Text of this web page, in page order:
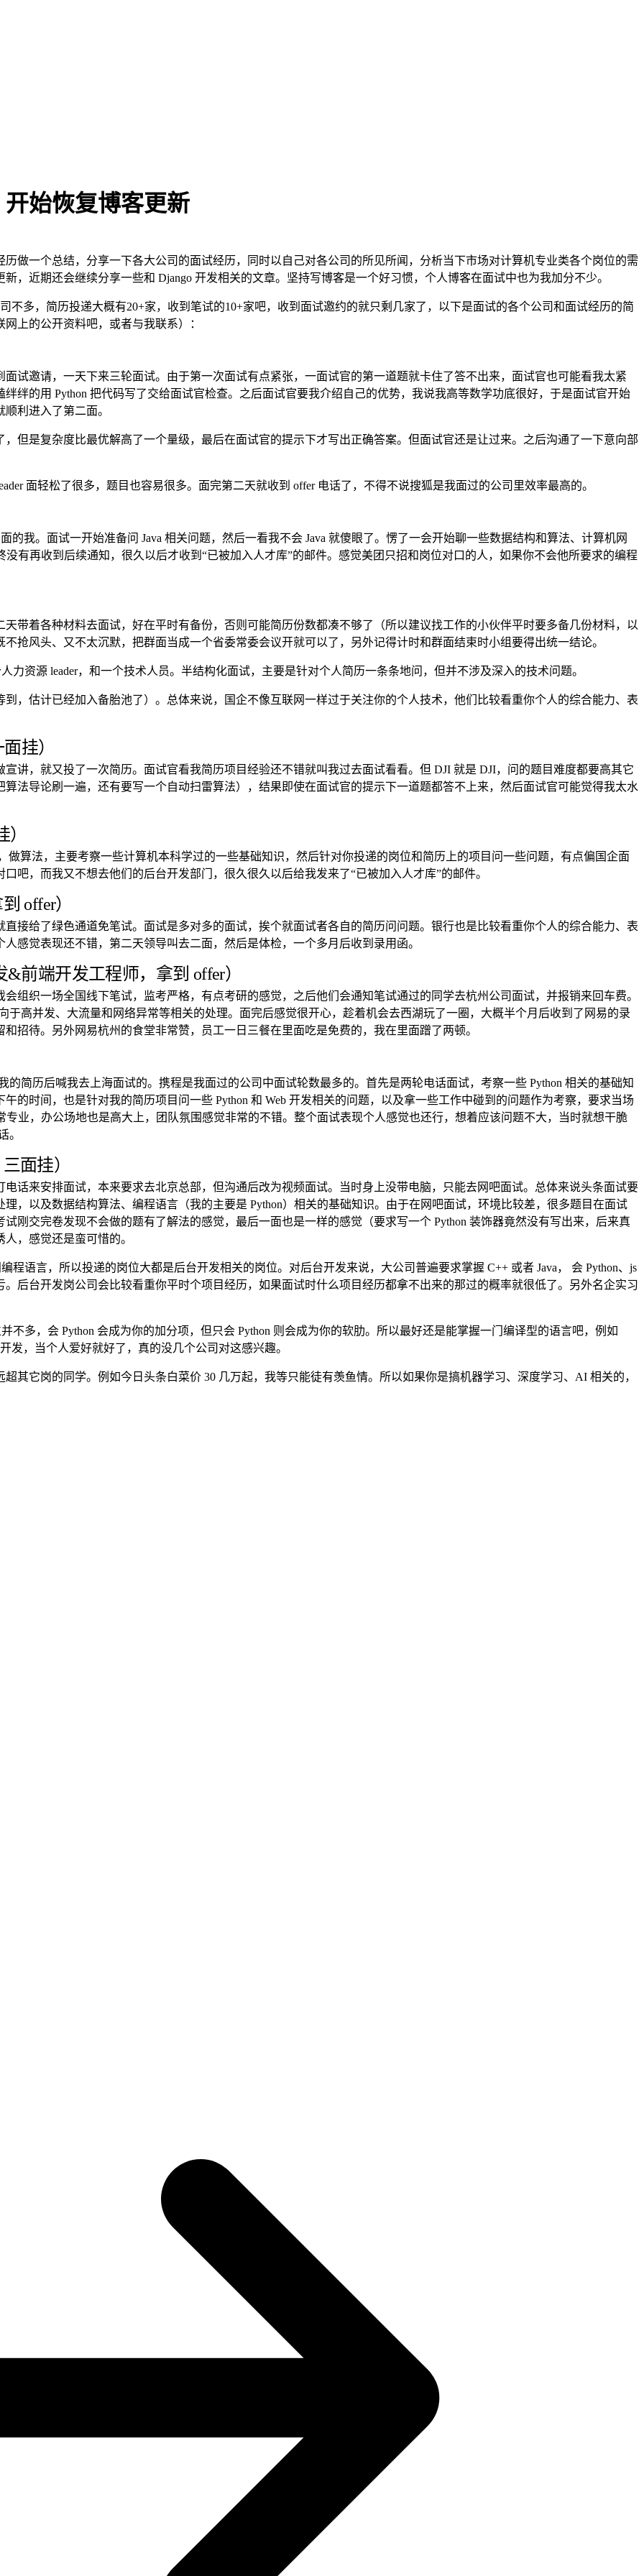
始恢复博客更新
做一个总结，分享一下各大公司的面试经历，同时以自己对各公司的所见所闻，分析当下市场对计算机专业类各个岗位的需
，近期还会继续分享一些和 Django 开发相关的文章。坚持写博客是一个好习惯，个人博客在面试中也为我加分不少。
不多，简历投递大概有20+家，收到笔试的10+家吧，收到面试邀约的就只剩几家了，以下是面试的各个公司和面试经历的简
上的公开资料吧，或者与我联系）：
试邀请，一天下来三轮面试。由于第一次面试有点紧张，一面试官的第一道题就卡住了答不出来，面试官也可能看我太紧
绊的用 Python 把代码写了交给面试官检查。之后面试官要我介绍自己的优势，我说我高等数学功底很好，于是面试官开始
利进入了第二面。
但是复杂度比最优解高了一个量级，最后在面试官的提示下才写出正确答案。但面试官还是让过来。之后沟通了一下意向部
面轻松了很多，题目也容易很多。面完第二天就收到 offer 电话了，不得不说搜狐是我面过的公司里效率最高的。
的我。面试一开始准备问 Java 相关问题，然后一看我不会 Java 就傻眼了。愣了一会开始聊一些数据结构和算法、计算机网
有再收到后续通知，很久以后才收到“已被加入人才库”的邮件。感觉美团只招和岗位对口的人，如果你不会他所要求的编程
带着各种材料去面试，好在平时有备份，否则可能简历份数都凑不够了（所以建议找工作的小伙伴平时要多备几份材料，以
抢风头、又不太沉默，把群面当成一个省委常委会议开就可以了，另外记得计时和群面结束时小组要得出统一结论。
力资源 leader，和一个技术人员。半结构化面试，主要是针对个人简历一条条地问，但并不涉及深入的技术问题。
，估计已经加入备胎池了）。总体来说，国企不像互联网一样过于关注你的个人技术，他们比较看重你个人的综合能力、表
挂）
讲，就又投了一次简历。面试官看我简历项目经验还不错就叫我过去面试看看。但 DJI 就是 DJI，问的题目难度都要高其它
法导论刷一遍，还有要写一个自动扫雷算法），结果即使在面试官的提示下一道题都答不上来，然后面试官可能觉得我太水
做算法，主要考察一些计算机本科学过的一些基础知识，然后针对你投递的岗位和简历上的项目问一些问题，有点偏国企面
吧，而我又不想去他们的后台开发部门，很久很久以后给我发来了“已被加入人才库”的邮件。
offer）
接给了绿色通道免笔试。面试是多对多的面试，挨个就面试者各自的简历问问题。银行也是比较看重你个人的综合能力、表
感觉表现还不错，第二天领导叫去二面，然后是体检，一个多月后收到录用函。
前端开发工程师，拿到 offer）
组织一场全国线下笔试，监考严格，有点考研的感觉，之后他们会通知笔试通过的同学去杭州公司面试，并报销来回车费。
于高并发、大流量和网络异常等相关的处理。面完后感觉很开心，趁着机会去西湖玩了一圈，大概半个月后收到了网易的录
招待。另外网易杭州的食堂非常赞，员工一日三餐在里面吃是免费的，我在里面蹭了两顿。
的简历后喊我去上海面试的。携程是我面过的公司中面试轮数最多的。首先是两轮电话面试，考察一些 Python 相关的基础知
的时间，也是针对我的简历项目问一些 Python 和 Web 开发相关的问题，以及拿一些工作中碰到的问题作为考察，要求当场
业，办公场地也是高大上，团队氛围感觉非常的不错。整个面试表现个人感觉也还行，想着应该问题不大，当时就想干脆
。
面挂）
话来安排面试，本来要求去北京总部，但沟通后改为视频面试。当时身上没带电脑，只能去网吧面试。总体来说头条面试要
，以及数据结构算法、编程语言（我的主要是 Python）相关的基础知识。由于在网吧面试，环境比较差，很多题目在面试
刚交完卷发现不会做的题有了解法的感觉，最后一面也是一样的感觉（要求写一个 Python 装饰器竟然没有写出来，后来真
，感觉还是蛮可惜的。
程语言，所以投递的岗位大都是后台开发相关的岗位。对后台开发来说，大公司普遍要求掌握 C++ 或者 Java， 会 Python、js
后台开发岗公司会比较看重你平时个项目经历，如果面试时什么项目经历都拿不出来的那过的概率就很低了。另外名企实习
不多，会 Python 会成为你的加分项，但只会 Python 则会成为你的软肋。所以最好还是能掌握一门编译型的语言吧，例如
发，当个人爱好就好了，真的没几个公司对这感兴趣。
其它岗的同学。例如今日头条白菜价 30 几万起，我等只能徒有羡鱼情。所以如果你是搞机器学习、深度学习、AI 相关的，